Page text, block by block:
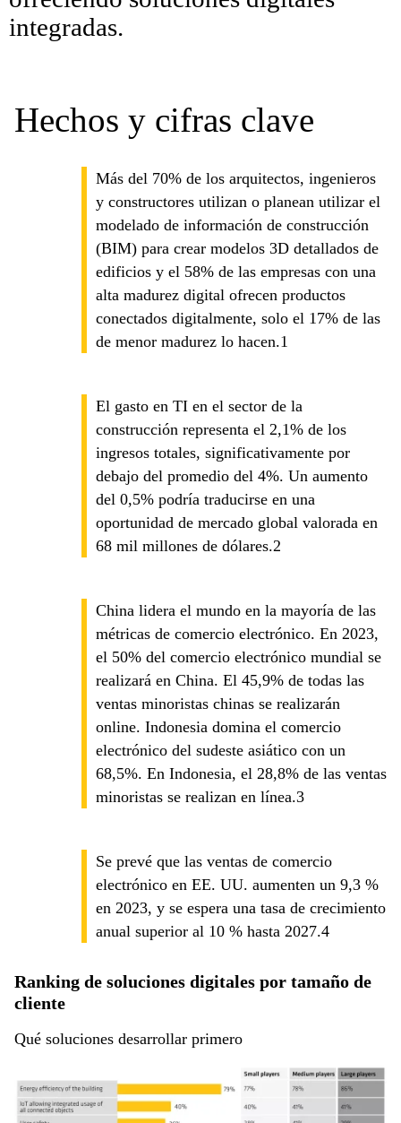
integradas.
Hechos y cifras clave
Más del 70% de los arquitectos, ingenieros
y constructores utilizan o planean utilizar el
modelado de información de construcción
(BIM) para crear modelos 3D detallados de
edificios y el 58% de las empresas con una
alta madurez digital ofrecen productos
conectados digitalmente, solo el 17% de las
de menor madurez lo hacen.1
El gasto en TI en el sector de la
construcción representa el 2,1% de los
ingresos totales, significativamente por
debajo del promedio del 4%. Un aumento
del 0,5% podría traducirse en una
oportunidad de mercado global valorada en
68 mil millones de dólares.2
China lidera el mundo en la mayoría de las
métricas de comercio electrónico. En 2023,
el 50% del comercio electrónico mundial se
realizará en China. El 45,9% de todas las
ventas minoristas chinas se realizarán
online. Indonesia domina el comercio
electrónico del sudeste asiático con un
68,5%. En Indonesia, el 28,8% de las ventas
minoristas se realizan en línea.3
Se prevé que las ventas de comercio
electrónico en EE. UU. aumenten un 9,3 %
en 2023, y se espera una tasa de crecimiento
anual superior al 10 % hasta 2027.4
Ranking de soluciones digitales por tamaño de
cliente
Qué soluciones desarrollar primero